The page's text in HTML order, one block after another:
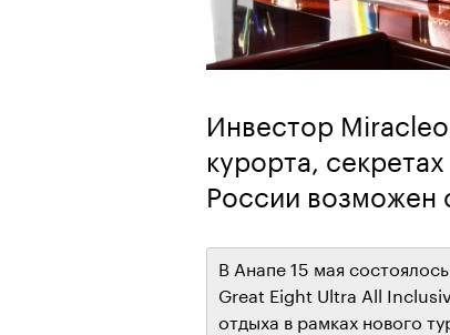
Инвестор
курорта,
России возможен
В Анапе 15 мая
Great Eight Ultra All
отдыха в рамках нового